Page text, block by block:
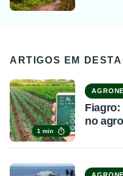
ARTIGOS EM
1 min
Fiagro:
no